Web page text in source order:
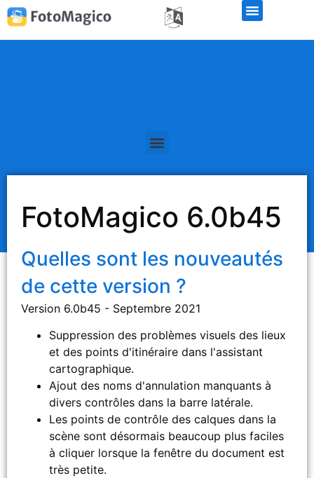
FotoMagico 6.0b45
Quelles sont les nouveautés
de cette version ?
Version 6.0b45 - Septembre 2021
Suppression des problèmes visuels des lieux
et des points d'itinéraire dans l'assistant
cartographique.
Ajout des noms d'annulation manquants à
divers contrôles dans la barre latérale.
Les points de contrôle des calques dans la
scène sont désormais beaucoup plus faciles
à cliquer lorsque la fenêtre du document est
très petite.